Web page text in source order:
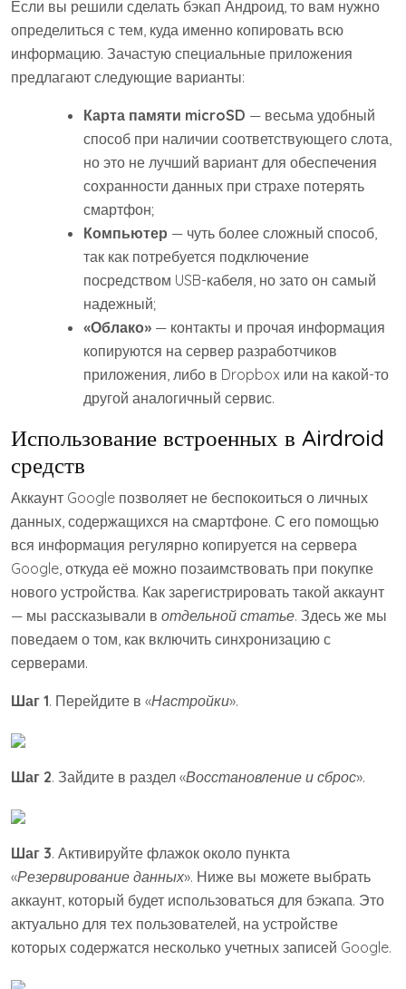
Если вы решили сделать бэкап Андроид, то вам нужно
определиться с тем, куда именно копировать всю
информацию. Зачастую специальные приложения
предлагают следующие варианты:
Карта памяти microSD — весьма удобный
способ при наличии соответствующего слота,
но это не лучший вариант для обеспечения
сохранности данных при страхе потерять
смартфон;
Компьютер — чуть более сложный способ,
так как потребуется подключение
посредством USB-кабеля, но зато он самый
надежный;
«Облако» — контакты и прочая информация
копируются на сервер разработчиков
приложения, либо в Dropbox или на какой-то
другой аналогичный сервис.
Использование встроенных в Airdroid
средств
Аккаунт Google позволяет не беспокоиться о личных
данных, содержащихся на смартфоне. С его помощью
вся информация регулярно копируется на сервера
Google, откуда её можно позаимствовать при покупке
нового устройства. Как зарегистрировать такой аккаунт
— мы рассказывали в отдельной статье. Здесь же мы
поведаем о том, как включить синхронизацию с
серверами.
Шаг 1. Перейдите в «Настройки».
Шаг 2. Зайдите в раздел «Восстановление и сброс».
Шаг 3. Активируйте флажок около пункта
«Резервирование данных». Ниже вы можете выбрать
аккаунт, который будет использоваться для бэкапа. Это
актуально для тех пользователей, на устройстве
которых содержатся несколько учетных записей Google.